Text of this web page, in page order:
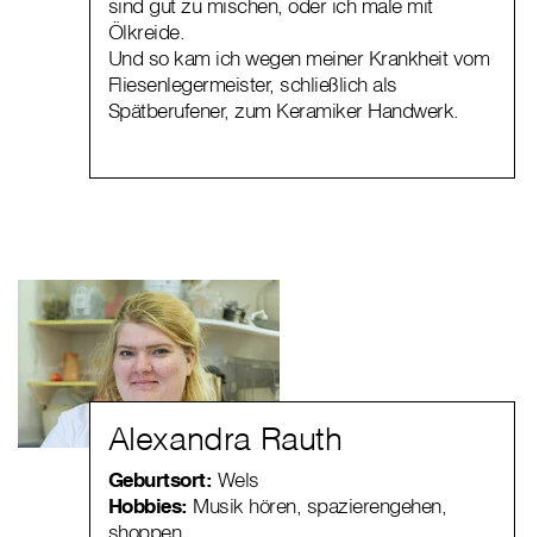
sind gut zu mischen, oder ich male mit
Ölkreide.
Und so kam ich wegen meiner Krankheit vom
Fliesenlegermeister, schließlich als
Spätberufener, zum Keramiker Handwerk.
Alexandra Rauth
Geburtsort: Wels
Hobbies: Musik hören, spazierengehen,